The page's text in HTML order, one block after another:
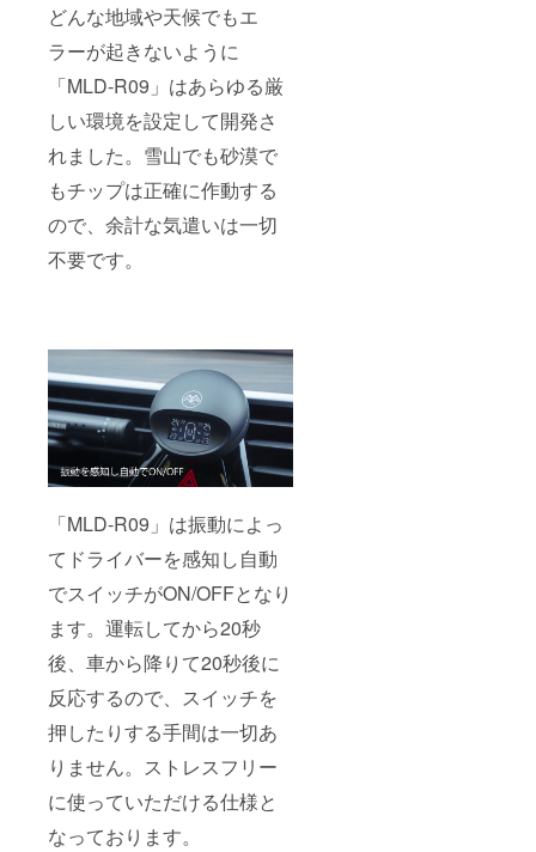
どんな地域や天候でもエ
ラーが起きないように
「MLD-R09」はあらゆる厳
しい環境を設定して開発さ
れました。雪山でも砂漠で
もチップは正確に作動する
ので、余計な気遣いは一切
不要です。
「MLD-R09」は振動によっ
てドライバーを感知し自動
でスイッチがON/OFFとなり
ます。運転してから20秒
後、車から降りて20秒後に
反応するので、スイッチを
押したりする手間は一切あ
りません。ストレスフリー
に使っていただける仕様と
なっております。